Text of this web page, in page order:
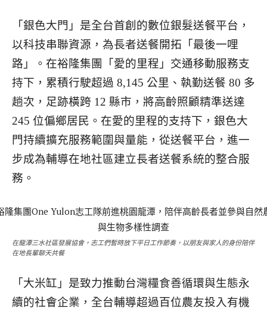
「銀色大門」是全台首創的數位銀髮送餐平台，
以科技串聯資源，為長者送餐開拓「最後一哩
路」。在裕隆集團「愛的里程」交通移動服務支
持下，累積行駛超過 8,145 公里、執勤送餐 80 多
趟次，足跡橫跨 12 縣市，將高齡照顧精準送達
245 位偏鄉居民。在愛的里程的支持下，銀色大
門持續擴充服務範圍與量能，從送餐平台，進一
步成為輔導在地社區建立長者送餐系統的整合服
務。
在龍潭三水社區發展協會，志工們暫時放下平日工作節奏，以朋友與家人的身份陪伴
在地長輩聊天共餐
「大米缸」是致力推動台灣糧食善循環與生態永
續的社會企業，全台輔導超過百位農友投入有機